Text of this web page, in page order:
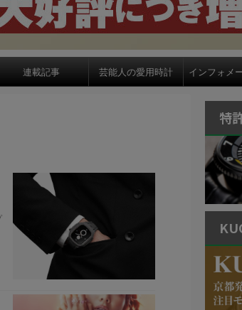
連載記事 芸能人の愛用時計 インフォメ
特